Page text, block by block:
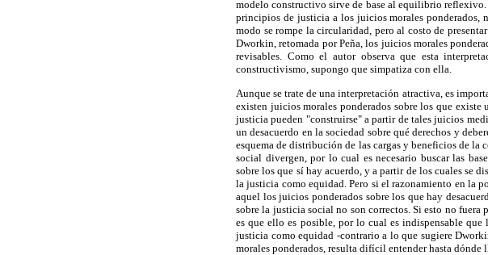
modelo constructivo sirve de base al equilibrio
principios de justicia a los juicios morales ponderados,
modo se rompe la circularidad, pero al costo de
Dworkin, retomada por Peña, los juicios morales
revisables. Como el autor observa que esta
constructivismo, supongo que simpatiza con ella.
Aunque se trate de una interpretación atractiva, es
existen juicios morales ponderados sobre los que
justicia pueden "construirse" a partir de tales juicios
un desacuerdo en la sociedad sobre qué derechos y
esquema de distribución de las cargas y beneficios de
social divergen, por lo cual es necesario buscar las
sobre los que sí hay acuerdo, y a partir de los cuales se
la justicia como equidad. Pero si el razonamiento en la
aquel los juicios ponderados sobre los que hay
sobre la justicia social no son correctos. Si esto no fuera
es que ello es posible, por lo cual es indispensable
justicia como equidad -contrario a lo que sugiere
morales ponderados, resulta difícil entender hasta dónde